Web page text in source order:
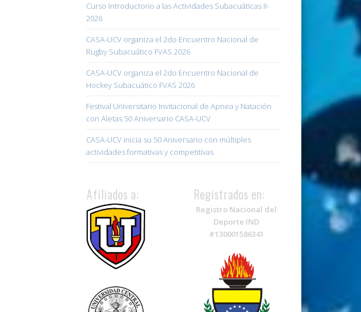
Curso Introductorio a las Actividades Subacuáticas II-
2026
CASA-UCV organiza el 2do Encuentro Nacional de
Rugby Subacuático FVAS 2026
CASA-UCV organiza el 2do Encuentro Nacional de
Hockey Subacuático FVAS 2026
Festival Universitario Invitacional de Apnea y Natación
con Aletas 50 Aniversario CASA-UCV
CASA-UCV inicia su 50 Aniversario con múltiples
actividades formativas y competitivas
Afiliados a: Registrados en:
Registro Nacional del
Deporte IND
#130001586341